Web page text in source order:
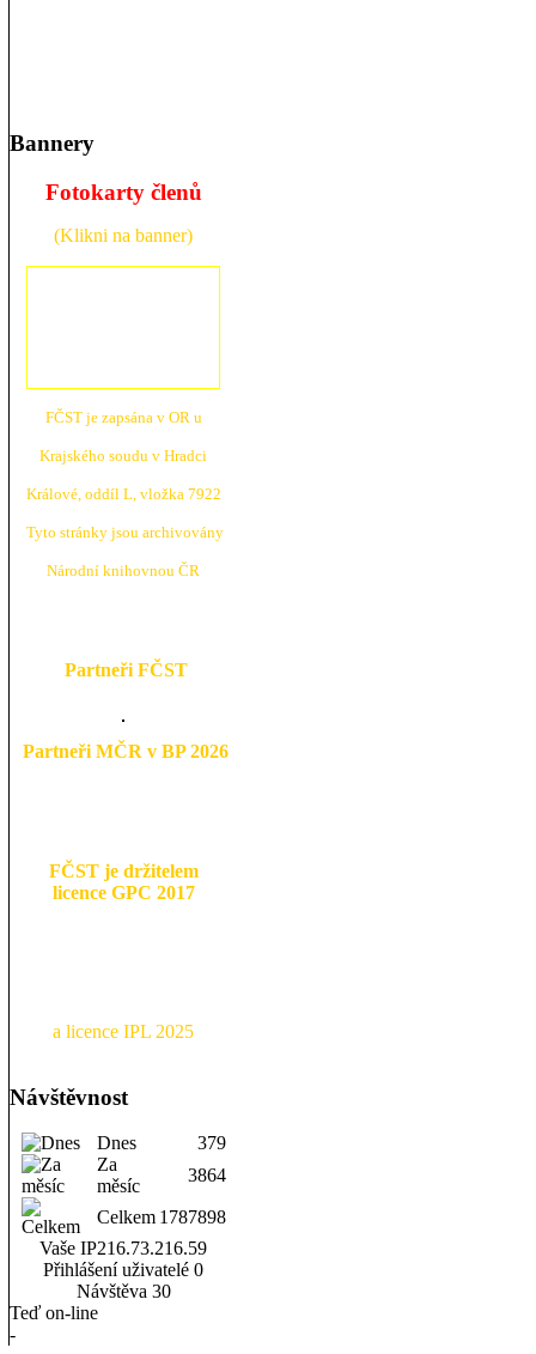
Bannery
Fotokarty členů
(Klikni na banner)
FČST je zapsána v OR u
Krajského soudu v Hradci
Králové, oddíl L, vložka 7922
Tyto stránky jsou archivovány
Národní knihovnou ČR
Partneři FČST
Partneři MČR v BP 2026
FČST je držitelem
licence GPC 2017
a licence IPL 2025
Návštěvnost
Dnes
379
Za
měsíc
3864
Celkem 1787898
Vaše IP216.73.216.59
Přihlášení uživatelé 0
Návštěva 30
Teď on-line
-